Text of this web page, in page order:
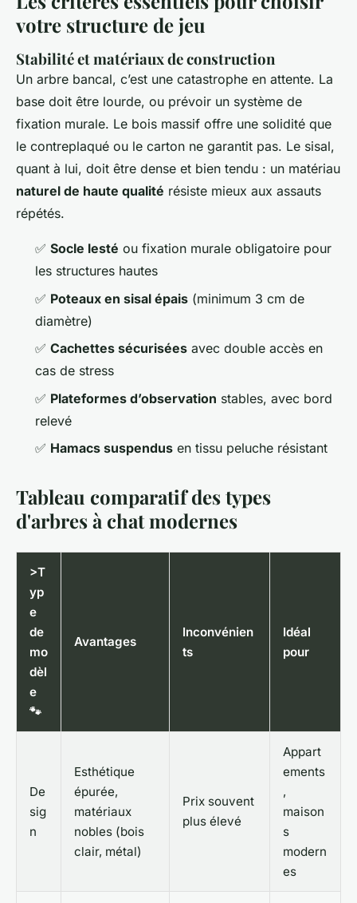
votre structure de jeu
Stabilité et matériaux de construction
Un arbre bancal, c’est une catastrophe en attente. La
base doit être lourde, ou prévoir un système de
fixation murale. Le bois massif offre une solidité que
le contreplaqué ou le carton ne garantit pas. Le sisal,
quant à lui, doit être dense et bien tendu : un matériau
naturel de haute qualité résiste mieux aux assauts
répétés.
✅ Socle lesté ou fixation murale obligatoire pour
les structures hautes
✅ Poteaux en sisal épais (minimum 3 cm de
diamètre)
✅ Cachettes sécurisées avec double accès en
cas de stress
✅ Plateformes d’observation stables, avec bord
relevé
✅ Hamacs suspendus en tissu peluche résistant
Tableau comparatif des types
d'arbres à chat modernes
>T
yp
e
de
mo
dèl
e
🐾
Avantages
Inconvénien
ts
Idéal
pour
De
sig
n
Esthétique
épurée,
matériaux
nobles (bois
clair, métal)
Prix souvent
plus élevé
Appart
ements
,
maison
s
modern
es